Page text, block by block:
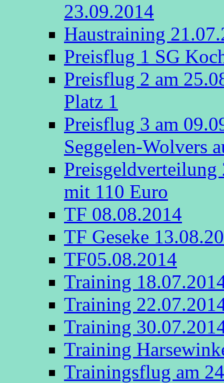
23.09.2014
Haustraining
Preisflug 1 SG
Preisflug 2 am
Platz 1
Preisflug 3 am
Seggelen-Wolvers
Preisgeldverteilung
mit 110 Euro
TF 08.08.2014
TF Geseke
TF05.08.2014
Training
Training
Training
Training
Trainingsflug am